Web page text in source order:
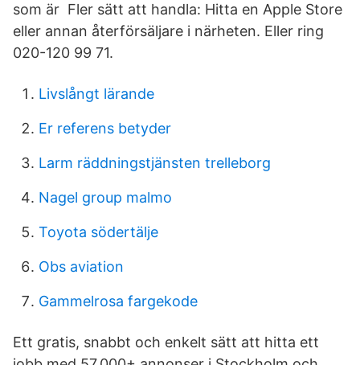
som är Fler sätt att handla: Hitta en Apple Store
eller annan återförsäljare i närheten. Eller ring
020-120 99 71.
Livslångt lärande
Er referens betyder
Larm räddningstjänsten trelleborg
Nagel group malmo
Toyota södertälje
Obs aviation
Gammelrosa fargekode
Ett gratis, snabbt och enkelt sätt att hitta ett